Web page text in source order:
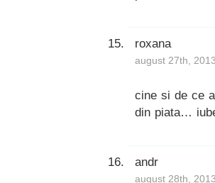
roxana
august 27th,
cine si de ce
din piata…
andr
august 28th,